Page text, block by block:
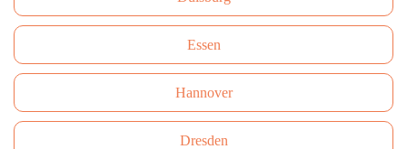
Essen
Hannover
Dresden